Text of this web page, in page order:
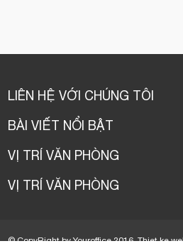
LIÊN HỆ VỚI CHÚNG TÔI
BÀI VIẾT NỔI BẬT
VỊ TRÍ VĂN PHÒNG
VỊ TRÍ VĂN PHÒNG
© CopyRight by Youroffice 2016.Thiet ke